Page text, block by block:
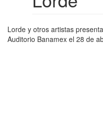
Lorde y otros artistas
Auditorio Banamex el 28 de